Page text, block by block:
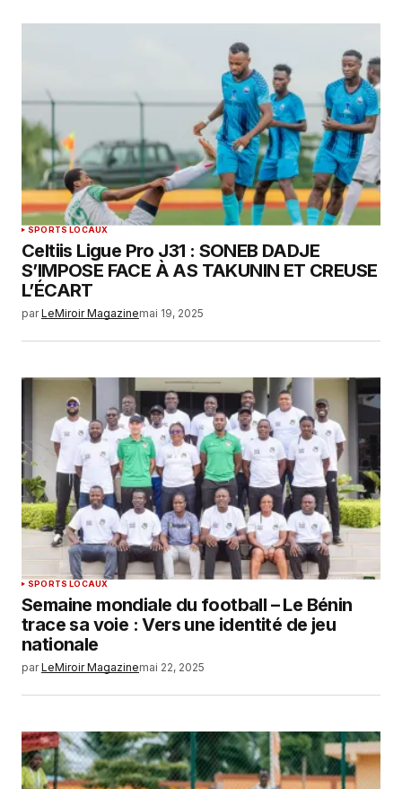
SPORTS LOCAUX
Celtiis Ligue Pro J31 : SONEB DADJE
S’IMPOSE FACE À AS TAKUNIN ET CREUSE
L’ÉCART
par LeMiroir Magazinemai 19, 2025
SPORTS LOCAUX
Semaine mondiale du football – Le Bénin
trace sa voie : Vers une identité de jeu
nationale
par LeMiroir Magazinemai 22, 2025